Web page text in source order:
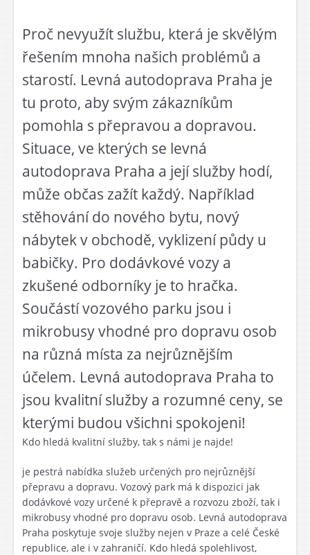
Proč nevyužít službu, která je skvělým
řešením mnoha našich problémů a
starostí. Levná autodoprava Praha je
tu proto, aby svým zákazníkům
pomohla s přepravou a dopravou.
Situace, ve kterých se levná
autodoprava Praha a její služby hodí,
může občas zažít každý. Například
stěhování do nového bytu, nový
nábytek v obchodě, vyklizení půdy u
babičky. Pro dodávkové vozy a
zkušené odborníky je to hračka.
Součástí vozového parku jsou i
mikrobusy vhodné pro dopravu osob
na různá místa za nejrůznějším
účelem. Levná autodoprava Praha to
jsou kvalitní služby a rozumné ceny, se
kterými budou všichni spokojeni!
Kdo hledá kvalitní služby, tak s námi je najde!
je pestrá nabídka služeb určených pro nejrůznější
přepravu a dopravu. Vozový park má k dispozici jak
dodávkové vozy určené k přepravě a rozvozu zboží, tak i
mikrobusy vhodné pro dopravu osob. Levná autodoprava
Praha poskytuje svoje služby nejen v Praze a celé České
republice, ale i v zahraničí. Kdo hledá spolehlivost,